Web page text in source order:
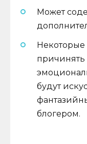
Может
Некоторые
будут
блогером.